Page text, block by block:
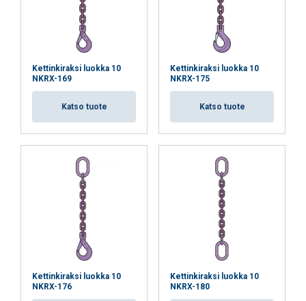
Kettinkiraksi luokka 10
NKRX-169
Katso tuote
Kettinkiraksi luokka 10
NKRX-175
Katso tuote
Kettinkiraksi luokka 10
NKRX-176
Kettinkiraksi luokka 10
NKRX-180
FINNISH
ENGLISH TRANSLATION
Tämä sivusto käyttää evästeitä
Käytämme evästeitä sisällön, mainosten
personointiin ja liikenteemme analysointiin.
Jaamme myös tietoja sivustomme käytöstäsi
mainos- ja analytiikkakumppaneidemme
kanssa, jotka voivat yhdistää ne muihin
tietoihin, jotka olet heille antanut tai joita he
ovat keränneet käyttäessäsi palveluitaan.
Ehdottomasti
välttämättömät
Suorituskyvylliset
Kohdentavat Toiminnalliset